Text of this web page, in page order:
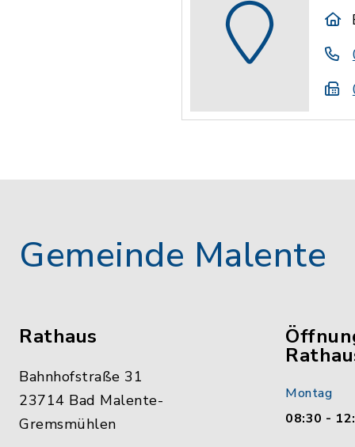
Gemeinde Malente
Rathaus
Bahnhofstraße 31
23714 Bad Malente-
Gremsmühlen
Montag
08:30 -